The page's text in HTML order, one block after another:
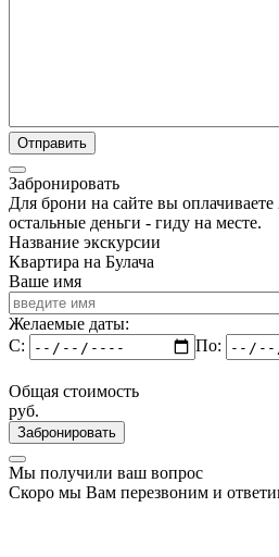
Забронировать
Для брони на сайте вы оплачиваете
остальные деньги - гиду на месте.
Название экскурсии
Квартира на Булача
Ваше имя
Желаемые даты:
C:
По:
Общая стоимость
руб.
Забронировать
Мы получили ваш вопрос
Скоро мы Вам перезвоним и